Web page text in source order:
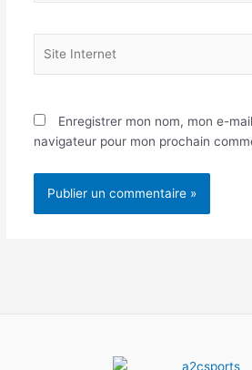
Internet
Enregistrer mon nom, mon e-
navigateur pour mon prochain